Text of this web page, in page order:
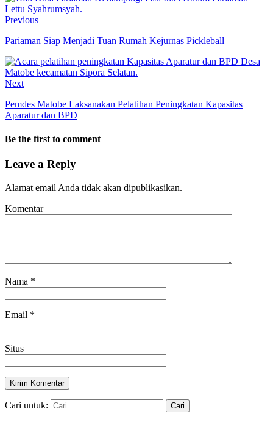
Previous
Pariaman Siap Menjadi Tuan Rumah Kejurnas Pickleball
Next
Pemdes Matobe Laksanakan Pelatihan Peningkatan Kapasitas
Aparatur dan BPD
Be the first to comment
Leave a Reply
Alamat email Anda tidak akan dipublikasikan.
Komentar
Nama *
Email *
Situs
Cari untuk: